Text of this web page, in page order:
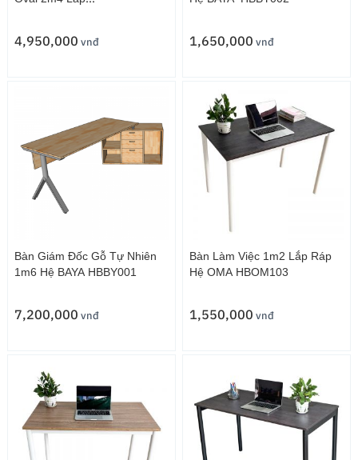
4,950,000 vnđ 1,650,000 vnđ
Bàn Giám Đốc Gỗ Tự Nhiên
1m6 Hệ BAYA HBBY001
7,200,000 vnđ
Bàn Làm Việc 1m2 Lắp Ráp
Hệ OMA HBOM103
1,550,000 vnđ